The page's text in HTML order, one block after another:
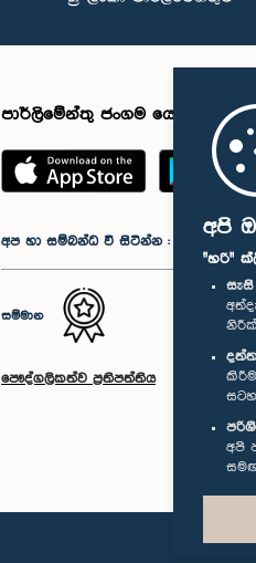
අපි
"හරි"
සැසි
අපි
පාර්ලිමේන්තු ජංගම යෙදුම
අප හා සම්බන්ධ වී සිටින්න :
සම්මාන
පෞද්ගලිකත්ව ප්‍රතිපත්තිය